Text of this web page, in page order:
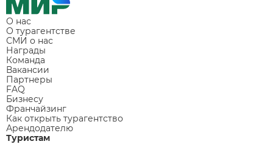
О нас
О турагентстве
СМИ о нас
Награды
Команда
Вакансии
Партнеры
FAQ
Бизнесу
Франчайзинг
Как открыть турагентство
Арендодателю
Туристам